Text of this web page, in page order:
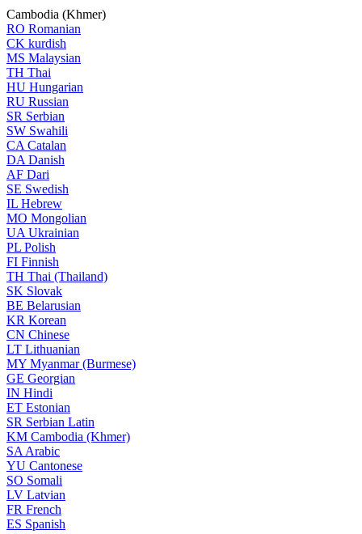
Cambodia (Khmer)
RO Romanian
CK kurdish
MS Malaysian
TH Thai
HU Hungarian
RU Russian
SR Serbian
SW Swahili
CA Catalan
DA Danish
AF Dari
SE Swedish
IL Hebrew
MO Mongolian
UA Ukrainian
PL Polish
FI Finnish
TH Thai (Thailand)
SK Slovak
BE Belarusian
KR Korean
CN Chinese
LT Lithuanian
MY Myanmar (Burmese)
GE Georgian
IN Hindi
ET Estonian
SR Serbian Latin
KM Cambodia (Khmer)
SA Arabic
YU Cantonese
SO Somali
LV Latvian
FR French
ES Spanish